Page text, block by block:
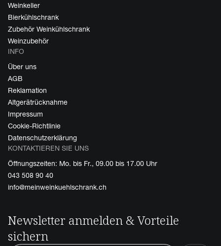
Weinkeller
Bierkühlschrank
Zubehör Weinkühlschrank
Weinzubehör
INFO
Über uns
AGB
Reklamation
Altgerätrücknahme
Impressum
Cookie-Richtlinie
Datenschutzerklärung
KONTAKTIEREN SIE UNS
Öffnungszeiten: Mo. bis Fr., 09.00 bis 17.00 Uhr
043 508 90 40
info@meinweinkuehlschrank.ch
Newsletter anmelden & Vorteile
sichern